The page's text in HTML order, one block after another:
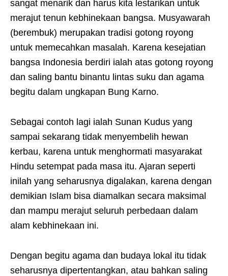
sangat menarik dan harus kita lestarikan untuk
merajut tenun kebhinekaan bangsa. Musyawarah
(berembuk) merupakan tradisi gotong royong
untuk memecahkan masalah. Karena kesejatian
bangsa Indonesia berdiri ialah atas gotong royong
dan saling bantu binantu lintas suku dan agama
begitu dalam ungkapan Bung Karno.
Sebagai contoh lagi ialah Sunan Kudus yang
sampai sekarang tidak menyembelih hewan
kerbau, karena untuk menghormati masyarakat
Hindu setempat pada masa itu. Ajaran seperti
inilah yang seharusnya digalakan, karena dengan
demikian Islam bisa diamalkan secara maksimal
dan mampu merajut seluruh perbedaan dalam
alam kebhinekaan ini.
Dengan begitu agama dan budaya lokal itu tidak
seharusnya dipertentangkan, atau bahkan saling